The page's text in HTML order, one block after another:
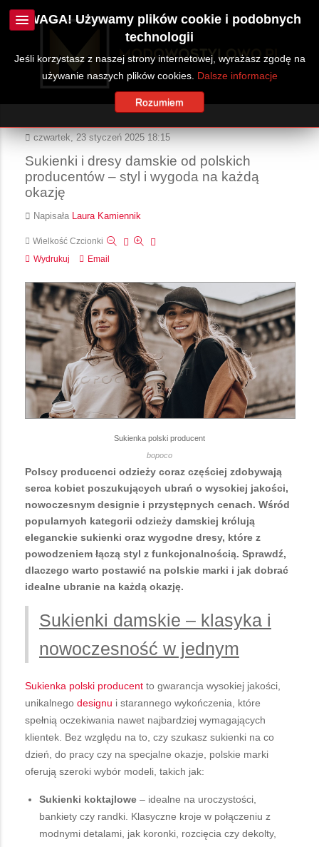
czwartek, 23 styczeń 2025 18:15
Sukienki i dresy damskie od polskich
producentów – styl i wygoda na każdą
okazję
Napisała Laura Kamiennik
Wielkość Czcionki
Wydrukuj
Email
Sukienka polski producent
bopoco
Polscy producenci odzieży coraz częściej zdobywają
serca kobiet poszukujących ubrań o wysokiej jakości,
nowoczesnym designie i przystępnych cenach. Wśród
popularnych kategorii odzieży damskiej królują
eleganckie sukienki oraz wygodne dresy, które z
powodzeniem łączą styl z funkcjonalnością. Sprawdź,
dlaczego warto postawić na polskie marki i jak dobrać
idealne ubranie na każdą okazję.
Sukienki damskie – klasyka i
nowoczesność w jednym
Sukienka polski producent to gwarancja wysokiej jakości,
unikalnego designu i starannego wykończenia, które
spełnią oczekiwania nawet najbardziej wymagających
klientek. Bez względu na to, czy szukasz sukienki na co
dzień, do pracy czy na specjalne okazje, polskie marki
oferują szeroki wybór modeli, takich jak:
Sukienki koktajlowe – idealne na uroczystości,
bankiety czy randki. Klasyczne kroje w połączeniu z
modnymi detalami, jak koronki, rozcięcia czy dekolty,
UWAGA! Używamy plików cookie i podobnych
technologii
Jeśli korzystasz z naszej strony internetowej, wyrażasz zgodę na
używanie naszych plików cookies. Dalsze informacje
Rozumiem